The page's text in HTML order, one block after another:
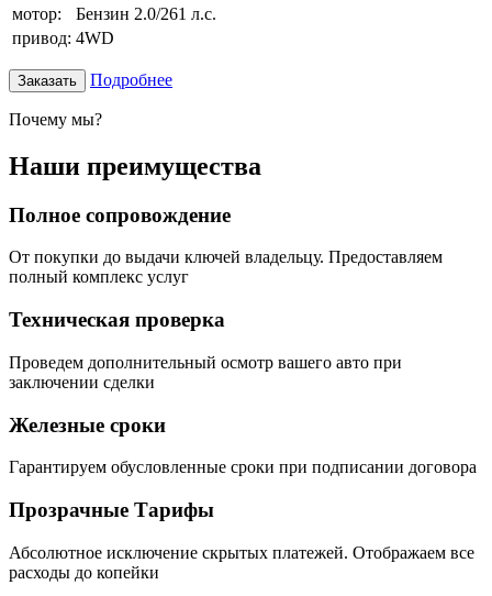
мотор:
Бензин 2.0/261 л.с.
привод: 4WD
Заказать Подробнее
Почему мы?
Наши преимущества
Полное сопровождение
От покупки до выдачи ключей владельцу. Предоставляем
полный комплекс услуг
Техническая проверка
Проведем дополнительный осмотр вашего авто при
заключении сделки
Железные сроки
Гарантируем обусловленные сроки при подписании договора
Прозрачные Тарифы
Абсолютное исключение скрытых платежей. Отображаем все
расходы до копейки